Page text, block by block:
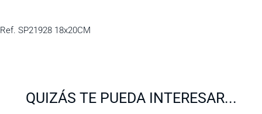
Ref. SP21928 18x20CM
QUIZÁS TE PUEDA INTERESAR...